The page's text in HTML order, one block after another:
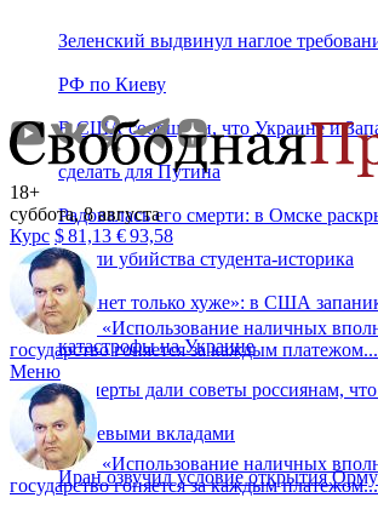
Зеленский выдвинул наглое
РФ по Киеву
В США сообщили, что Украине и
сделать для Путина
Радовалась его смерти: в Омске
детали убийства студента‑историка
«Станет только хуже»: в США
катастрофы на Украине
Эксперты дали советы россиянам, что
рублевыми вкладами
Иран озвучил условие открытия
18+
суббота, 8 августа
Курс $81,13 €93,58
«Использование наличных
государство гоняется за каждым платежом...
Меню
«Использование наличных
государство гоняется за каждым платежом...